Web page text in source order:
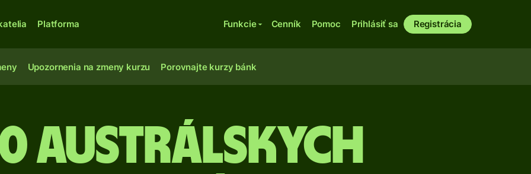
Platforma Funkcie Cenník Pomoc Prihlásiť sa Registrácia
Upozornenia na zmeny kurzu Porovnajte kurzy bánk
Austrálskych